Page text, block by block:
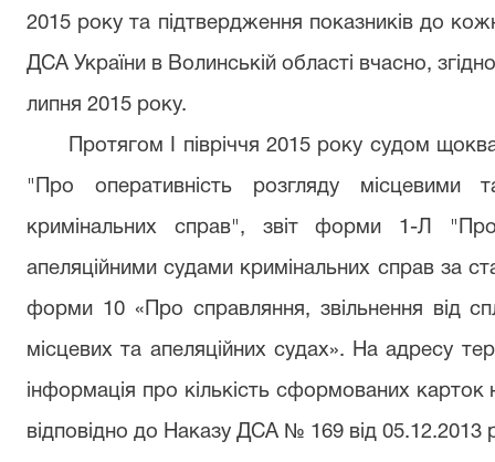
2015 року та підтвердження показників до
ДСА України в Волинській області вчасно,
липня 2015 року.
Протягом І півріччя 2015 року судом
"Про оперативність розгляду місцевими
кримінальних справ", звіт форми 1-Л
апеляційними судами кримінальних справ за
форми 10 «Про справляння, звільнення від
місцевих та апеляційних судах». На адресу
інформація про кількість сформованих
відповідно до Наказу ДСА № 169 від 05.12.2013